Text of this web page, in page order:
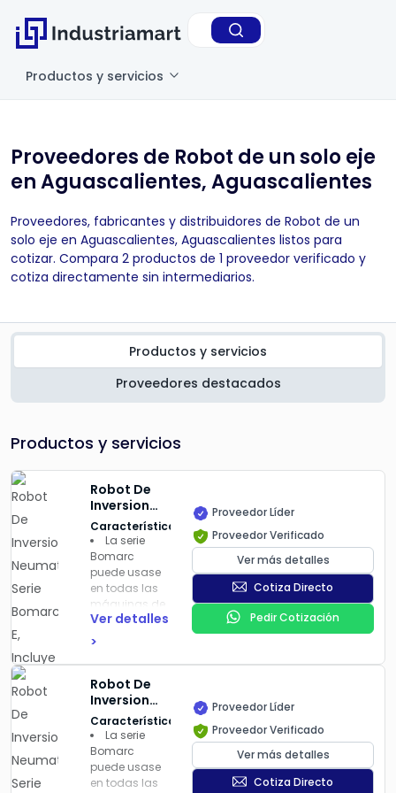
Productos y servicios
Proveedores de Robot de un solo eje
en Aguascalientes, Aguascalientes
Proveedores, fabricantes y distribuidores de Robot de un
solo eje en Aguascalientes, Aguascalientes listos para
cotizar. Compara 2 productos de 1 proveedor verificado y
cotiza directamente sin intermediarios.
Productos y servicios
Proveedores destacados
Productos y servicios
Robot De
Inversion
Neumatica,
Serie
Bomarc E,
Incluye
Platen
Spacer Y
Euromap-12
Características
La serie
Bomarc
puede usase
en todas las
máquinas de
inyección de
50 hasta 550
para
recolección
(take-out) de
productos y
coladas
(sprues). Tiene
dos tipos de
brazos,
Ver detalles
>
Proveedor Líder
Proveedor Verificado
Ver más detalles
Cotiza Directo
Pedir Cotización
Robot De
Inversion
Neumatica,
Serie
Bomarc E, |
BE950WSY
Características
La serie
Bomarc
puede usase
en todas las
Proveedor Líder
Proveedor Verificado
Ver más detalles
Cotiza Directo